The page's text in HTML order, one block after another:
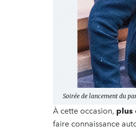
Soirée de lancement du
À cette occasion, plus
faire connaissance